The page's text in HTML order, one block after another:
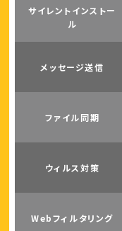
サイレントインストー
ル
メッセージ送信
ファイル同期
ウィルス対策
Webフィルタリング